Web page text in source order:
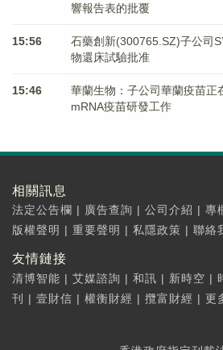
響報告表的批覆
15:56
石藥創新(300765.SZ)子公司
物還床試驗批准
15:46
華蘭生物：子公司華蘭疫苗正
mRNA疫苗研發工作
相關訊息
法定公告欄 | 廣告查詢 | 公司介紹 | 專
版權聲明 | 重要聲明 | 私隱政策 | 聯絡
友情鏈接
清博智能 | 艾媒諮詢 | 和訊 | 新時空 |
刊
| 壹財信 | 權衡財經 | 攬富財經 | 更